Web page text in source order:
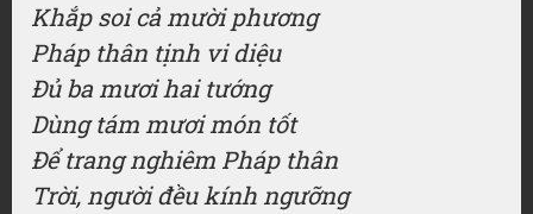
Khắp soi cả mười phương
Pháp thân tịnh vi diệu
Đủ ba mươi hai tướng
Dùng tám mươi món tốt
Để trang nghiêm Pháp thân
Trời, người đều kính ngưỡng